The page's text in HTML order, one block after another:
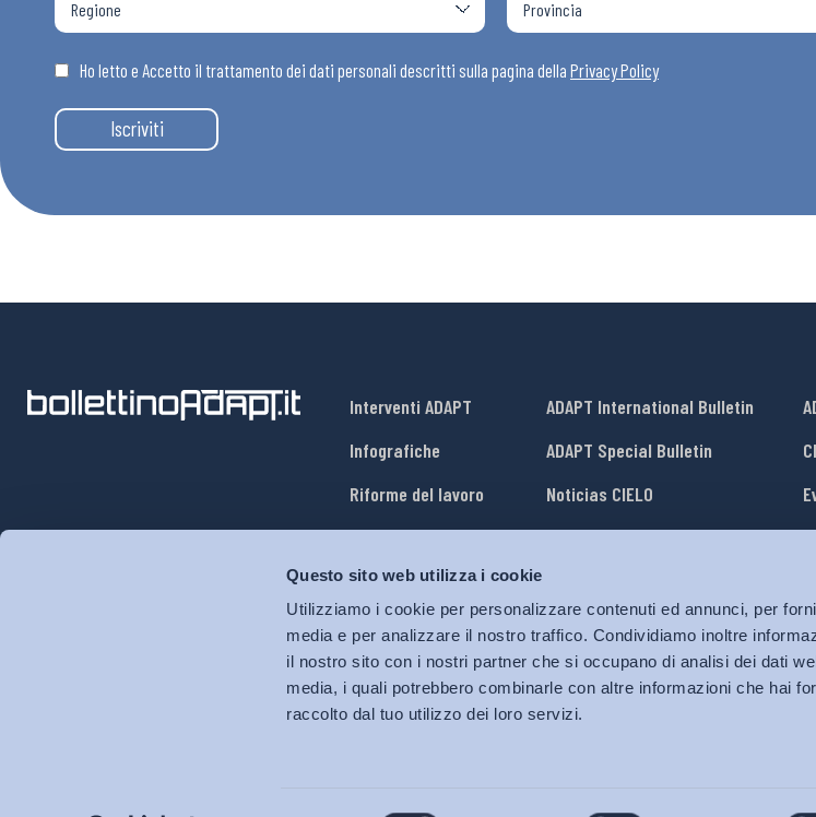
Questo sito web utilizza i cookie
Utilizziamo i cookie per personalizzare contenuti ed annunci, per
media e per analizzare il nostro traffico. Condividiamo inoltre
il nostro sito con i nostri partner che si occupano di analisi dei dati
media, i quali potrebbero combinarle con altre informazioni che hai
raccolto dal tuo utilizzo dei loro servizi.
Ho letto e Accetto il trattamento dei dati personali descritti sulla pagina della Privacy Policy
Iscriviti
Interventi ADAPT
Infografiche
Riforme del lavoro
Mercato del lavoro
Relazioni industriali
Salute e sicurezza
Welfare
ADAPT International Bulletin
ADAPT Special Bulletin
Noticias CIELO
© 2026 Bollettino Adapt.